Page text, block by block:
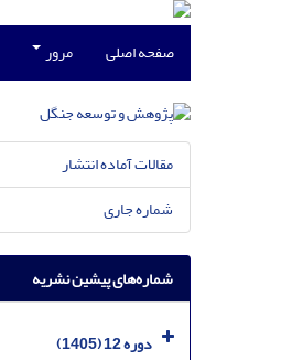
صفحه اصلی مرور
مقالات آماده انتشار
شماره جاری
شماره‌های پیشین نشریه
دوره 12 (1405)